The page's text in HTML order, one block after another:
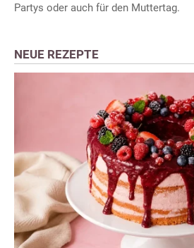
Partys oder auch für den Muttertag.
NEUE REZEPTE